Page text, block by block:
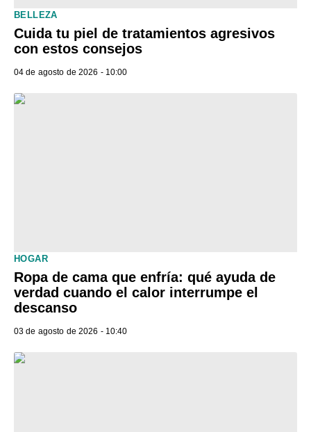
BELLEZA
Cuida tu piel de tratamientos agresivos
con estos consejos
04 de agosto de 2026 - 10:00
HOGAR
Ropa de cama que enfría: qué ayuda de
verdad cuando el calor interrumpe el
descanso
03 de agosto de 2026 - 10:40